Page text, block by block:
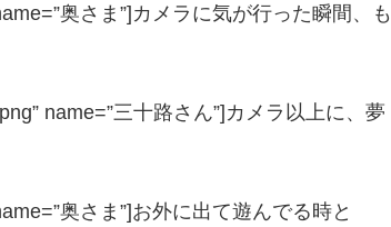
奥さま”]カメラに気が行った瞬間、も
name=”三十路さん”]カメラ以上に、夢
奥さま”]お外に出て遊んでる時と